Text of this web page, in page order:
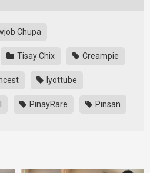
Chupa
Tisay Chix Creampie
Iyottube
PinayRare Pinsan